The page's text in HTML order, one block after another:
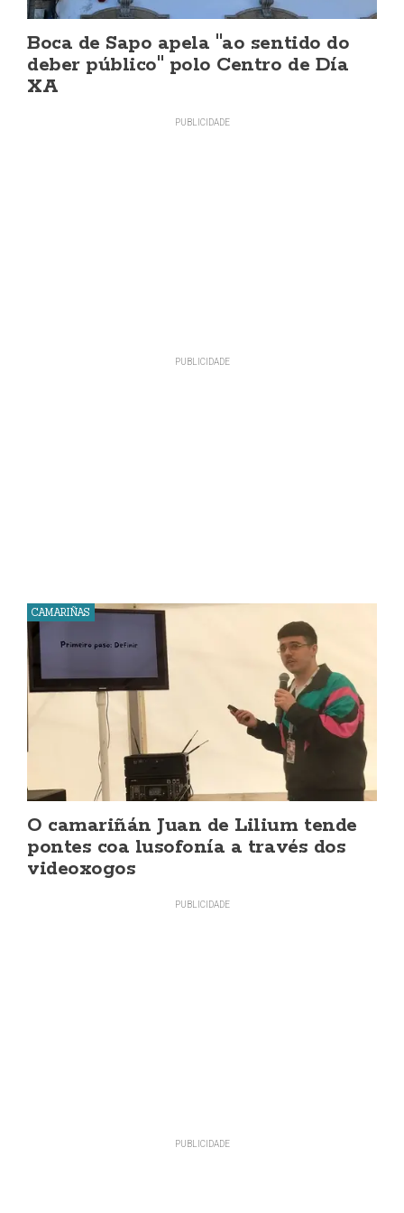
Boca de Sapo apela "ao sentido do
deber público" polo Centro de Día
XA
CAMARIÑAS
O camariñán Juan de Lilium tende
pontes coa lusofonía a través dos
videoxogos